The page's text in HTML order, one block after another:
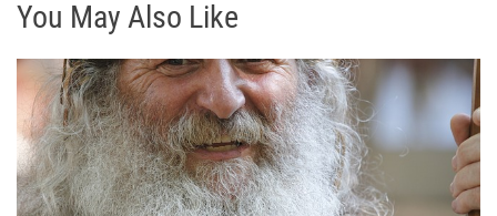
p
ě
v
e
k
You May Also Like